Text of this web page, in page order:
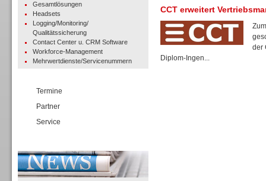
Gesamtlösungen
Headsets
Logging/Monitoring/
Qualitätssicherung
Contact Center u. CRM Software
Workforce-Management
Mehrwertdienste/Servicenummern
Termine
Partner
Service
CCT erweitert
der
Diplom-Ingen...